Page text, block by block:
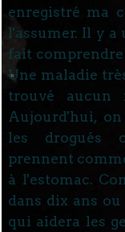
enregistré ma
l'assumer. Il y a
fait
Une maladie
trouvé aucun
Aujourd'hui,
les drogués
prennent
à l'estomac.
dans dix ans
qui aidera les